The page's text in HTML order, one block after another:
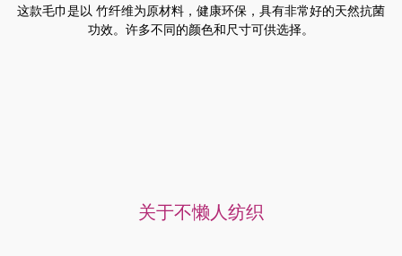
这款毛巾是以 竹纤维为原材料，健康环保，具有非常好的天然抗菌
功效。许多不同的颜色和尺寸可供选择。
关于不懒人纺织